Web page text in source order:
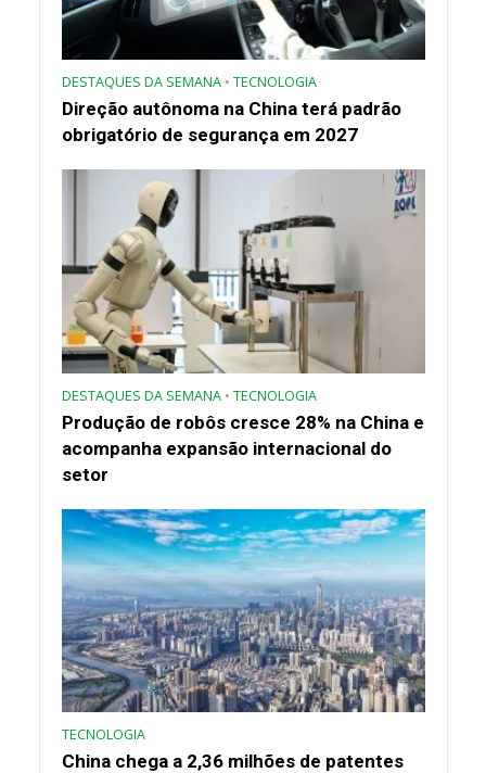
DESTAQUES DA SEMANA • TECNOLOGIA
Direção autônoma na China terá padrão
obrigatório de segurança em 2027
DESTAQUES DA SEMANA • TECNOLOGIA
Produção de robôs cresce 28% na China e
acompanha expansão internacional do
setor
TECNOLOGIA
China chega a 2,36 milhões de patentes